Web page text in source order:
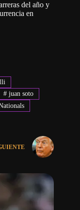
del año y
en
# juan soto